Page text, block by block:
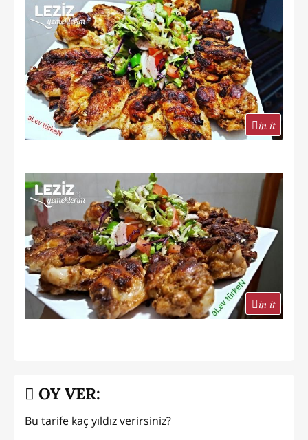
in it
in it
OY VER:
Bu tarife kaç yıldız verirsiniz?